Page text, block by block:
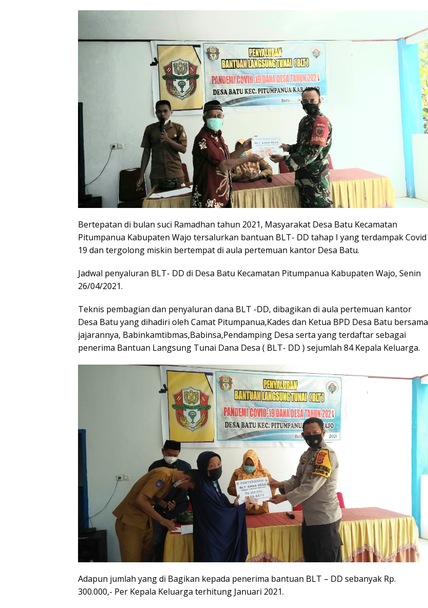
Bertepatan di bulan suci Ramadhan tahun 2021, Masyarakat Desa Batu Kecamatan
Pitumpanua Kabupaten Wajo tersalurkan bantuan BLT- DD tahap I yang terdampak Covid
19 dan tergolong miskin bertempat di aula pertemuan kantor Desa Batu.
Jadwal penyaluran BLT- DD di Desa Batu Kecamatan Pitumpanua Kabupaten Wajo, Senin
26/04/2021.
Teknis pembagian dan penyaluran dana BLT -DD, dibagikan di aula pertemuan kantor
Desa Batu yang dihadiri oleh Camat Pitumpanua,Kades dan Ketua BPD Desa Batu bersama
jajarannya, Babinkamtibmas,Babinsa,Pendamping Desa serta yang terdaftar sebagai
penerima Bantuan Langsung Tunai Dana Desa ( BLT- DD ) sejumlah 84 Kepala Keluarga.
Adapun jumlah yang di Bagikan kepada penerima bantuan BLT – DD sebanyak Rp.
300.000,- Per Kepala Keluarga terhitung Januari 2021.